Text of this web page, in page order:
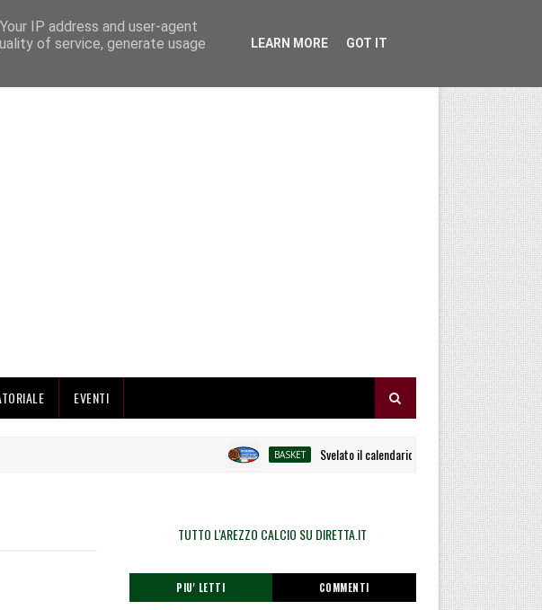
EVENTI
BASKET Svelato il calendario la Polisportiva Galli debutta ad
TUTTO L'AREZZO CALCIO SU DIRETTA.IT
PIU' LETTI COMMENTI
IP address and user-agent
of service, generate usage
LEARN MORE GOT IT